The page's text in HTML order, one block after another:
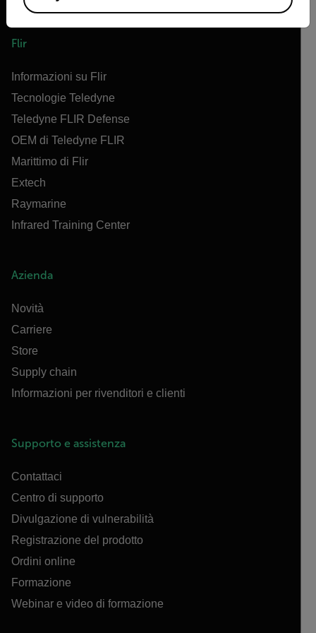
Flir
Informazioni su Flir
Tecnologie Teledyne
Teledyne FLIR Defense
OEM di Teledyne FLIR
Marittimo di Flir
Extech
Raymarine
Infrared Training Center
Azienda
Novità
Carriere
Store
Supply chain
Informazioni per rivenditori e clienti
Supporto e assistenza
Contattaci
Centro di supporto
Divulgazione di vulnerabilità
Registrazione del prodotto
Ordini online
Formazione
Webinar e video di formazione